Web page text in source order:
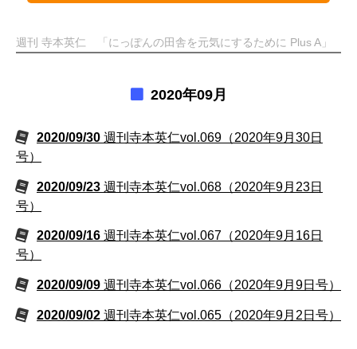
週刊 寺本英仁 「にっぽんの田舎を元気にするために Plus A」
2020年09月
2020/09/30 週刊寺本英仁vol.069（2020年9月30日
号）
2020/09/23 週刊寺本英仁vol.068（2020年9月23日
号）
2020/09/16 週刊寺本英仁vol.067（2020年9月16日
号）
2020/09/09 週刊寺本英仁vol.066（2020年9月9日号）
2020/09/02 週刊寺本英仁vol.065（2020年9月2日号）